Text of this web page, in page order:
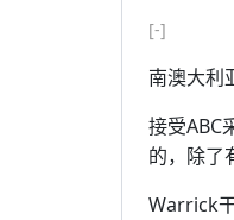
[-]
南澳大利
接受ABC
的，除了
Warrick